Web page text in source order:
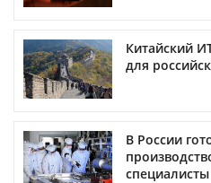
Китайский
для
В России